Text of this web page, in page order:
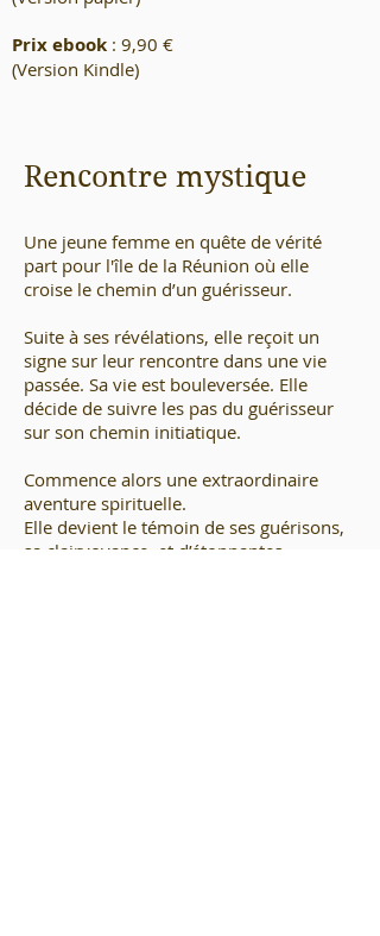
Prix ebook : 9,90 €
(Version Kindle)
Rencontre mystique
Une jeune femme en quête de vérité
part pour l'île de la Réunion où elle
croise le chemin d’un guérisseur.
Suite à ses révélations, elle reçoit un
signe sur leur rencontre dans une vie
passée. Sa vie est bouleversée. Elle
décide de suivre les pas du guérisseur
sur son chemin initiatique.
Commence alors une extraordinaire
aventure spirituelle.
Elle devient le témoin de ses guérisons,
sa clairvoyance, et d’étonnantes